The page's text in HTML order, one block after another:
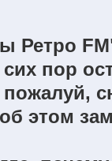
Ретро
пор
этом